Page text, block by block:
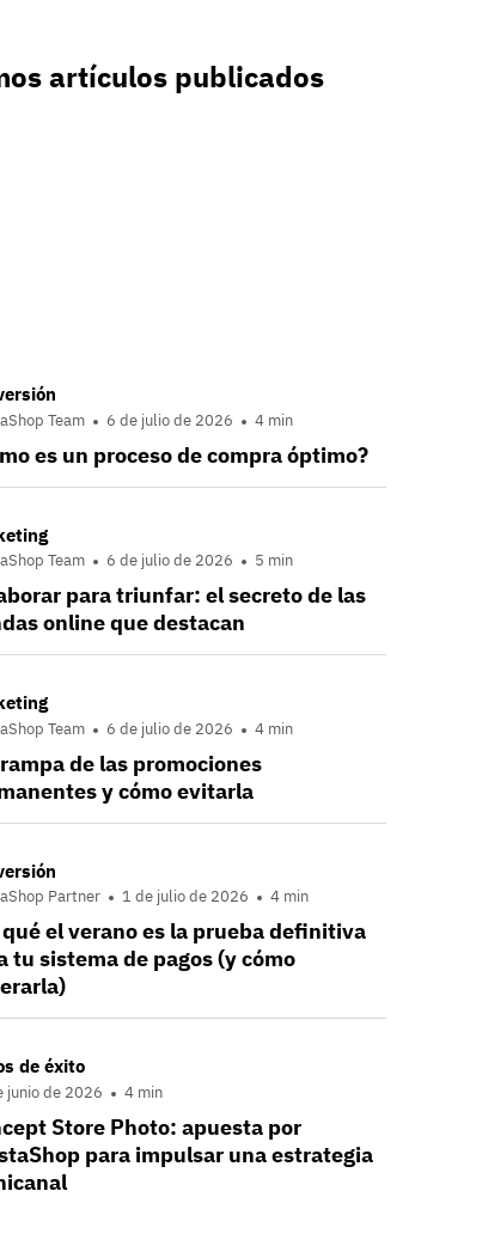
artículos publicados
Team 6 de julio de 2026 4 min
es un proceso de compra óptimo?
Team 6 de julio de 2026 5 min
para triunfar: el secreto de las
online que destacan
Team 6 de julio de 2026 4 min
de las promociones
y cómo evitarla
Partner 1 de julio de 2026 4 min
el verano es la prueba definitiva
tu sistema de pagos (y cómo
de éxito
junio de 2026 4 min
Store Photo: apuesta por
para impulsar una estrategia